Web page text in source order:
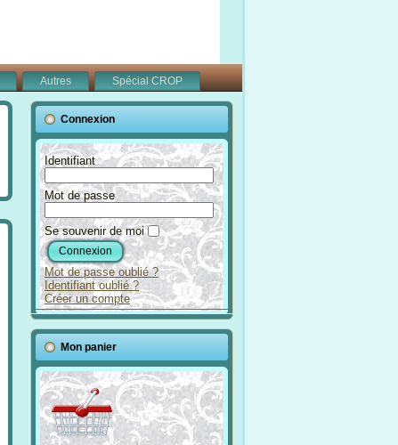
Autres
Spécial CROP
Connexion
Identifiant
Mot de passe
Se souvenir de moi
Mot de passe oublié ?
Identifiant oublié ?
Créer un compte
Mon panier